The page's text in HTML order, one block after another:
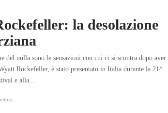
la desolazione
del nulla sono le sensazioni con cui ci si scontra dopo aver
Rockefeller, è stato presentato in Italia durante la 21^
e alla...